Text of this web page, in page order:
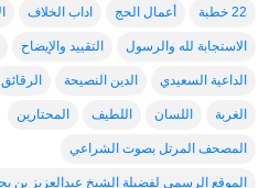
22 خطبة أعمال الحج اداب الخلاف
الاستجابة لله والرسول التقييد والإيضاح
الداعية السعيدي الدين النصيحة الرقائق
الغربة اللسان اللطيف المحتارين
المصحف المرتل بصوت الشراعي
الموقع الرسمي لفضيلة الشيخ عبدالعزيز بن